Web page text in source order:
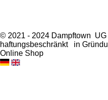
© 2021 - 2024 Dampftown
haftungsbeschränkt in
Online Shop